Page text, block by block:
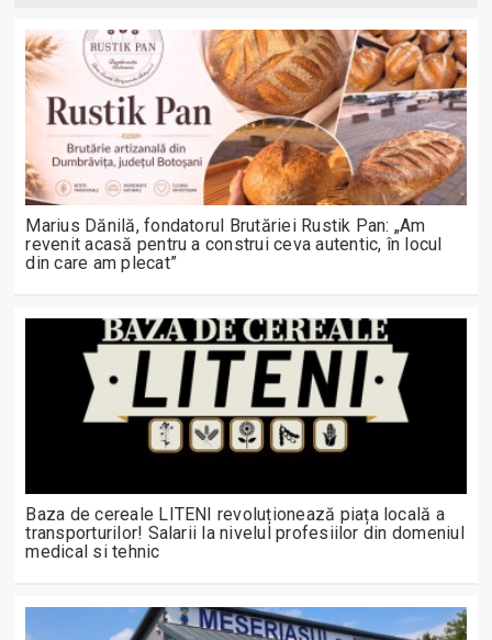
Marius Dănilă, fondatorul Brutăriei Rustik Pan: „Am
revenit acasă pentru a construi ceva autentic, în locul
din care am plecat”
Baza de cereale LITENI revoluționează piața locală a
transporturilor! Salarii la nivelul profesiilor din domeniul
medical si tehnic